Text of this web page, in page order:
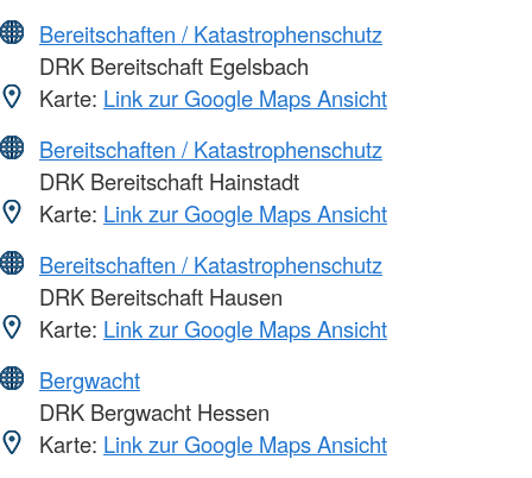
Bereitschaften / Katastrophenschutz
DRK Bereitschaft Egelsbach
Karte: Link zur Google Maps Ansicht
Bereitschaften / Katastrophenschutz
DRK Bereitschaft Hainstadt
Karte: Link zur Google Maps Ansicht
Bereitschaften / Katastrophenschutz
DRK Bereitschaft Hausen
Karte: Link zur Google Maps Ansicht
Bergwacht
DRK Bergwacht Hessen
Karte: Link zur Google Maps Ansicht